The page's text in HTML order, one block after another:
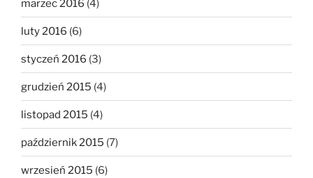
marzec 2016 (4)
luty 2016 (6)
styczeń 2016 (3)
grudzień 2015 (4)
listopad 2015 (4)
październik 2015 (7)
wrzesień 2015 (6)